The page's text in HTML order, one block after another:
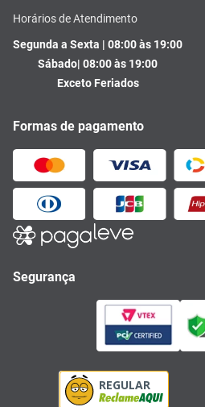
Horários de Atendimento
Segunda a Sexta | 08:00 às 19:00
Sábado| 08:00 às 19:00
Exceto Feriados
Formas de pagamento
Segurança